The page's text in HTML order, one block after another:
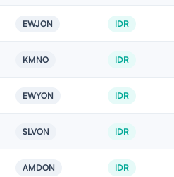
EWJON IDR
KMNO IDR
EWYON IDR
SLVON IDR
AMDON IDR